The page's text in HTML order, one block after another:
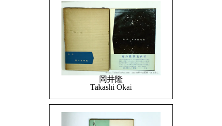
岡井隆
Takashi Okai